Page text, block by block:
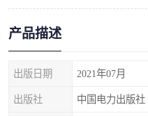
产品描述
出版日期 2021年07月
出版社 中国电力出版社
疏浚工程预算定额